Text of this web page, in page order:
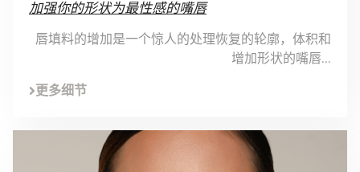
加强你的形状为最性感的嘴唇
唇填料的增加是一个惊人的处理恢复的轮廓，体积和
增加形状的嘴唇...
更多细节